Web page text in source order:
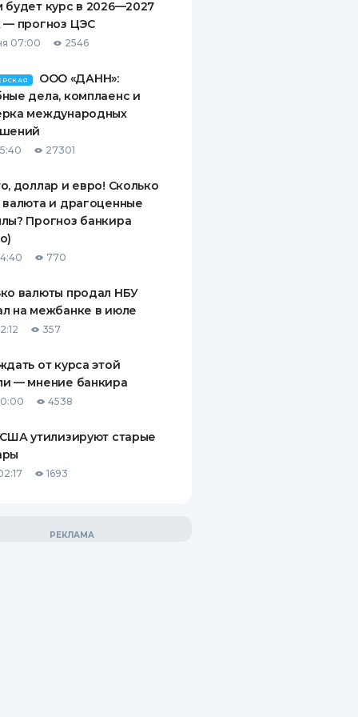
будет курс в 2026—2027
— прогноз ЦЭС
07:00 2546
ООО «ДАНН»:
дела, комплаенс и
международных
27301
доллар и евро! Сколько
валюта и драгоценные
Прогноз банкира
770
валюты продал НБУ
на межбанке в июле
357
от курса этой
— мнение банкира
4538
утилизируют старые
1693